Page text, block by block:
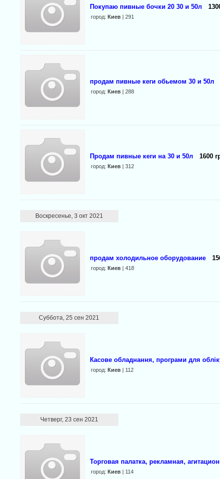
Покупаю пивные бочки 20 30 и 50л
город: Киев| 291
продам пивные кеги обьемом 30 и 50л
город: Киев| 288
Продам пивные кеги на 30 и 50л 1600
город: Киев| 312
Воскресенье, 3 окт 2021
продам холодильное оборудование
город: Киев| 418
Суббота, 25 сен 2021
Касове обладнання, програми для
город: Киев| 112
Четверг, 23 сен 2021
Торговая палатка, рекламная,
город: Киев| 114